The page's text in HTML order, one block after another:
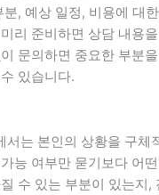
, 예상 일정, 비용에 대
리 준비하면 상담 내용
문의하면 중요한 부분
있습니다.
서는 본인의 상황을 구체
능 여부만 묻기보다 어
수 있는 부분이 있는지,